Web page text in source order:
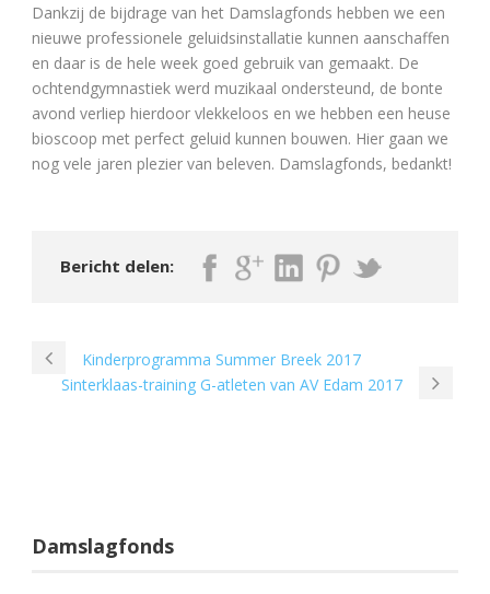
Dankzij de bijdrage van het Damslagfonds hebben we een
nieuwe professionele geluidsinstallatie kunnen aanschaffen
en daar is de hele week goed gebruik van gemaakt. De
ochtendgymnastiek werd muzikaal ondersteund, de bonte
avond verliep hierdoor vlekkeloos en we hebben een heuse
bioscoop met perfect geluid kunnen bouwen. Hier gaan we
nog vele jaren plezier van beleven. Damslagfonds, bedankt!
Bericht delen:
Kinderprogramma Summer Breek 2017
Sinterklaas-training G-atleten van AV Edam 2017
Damslagfonds